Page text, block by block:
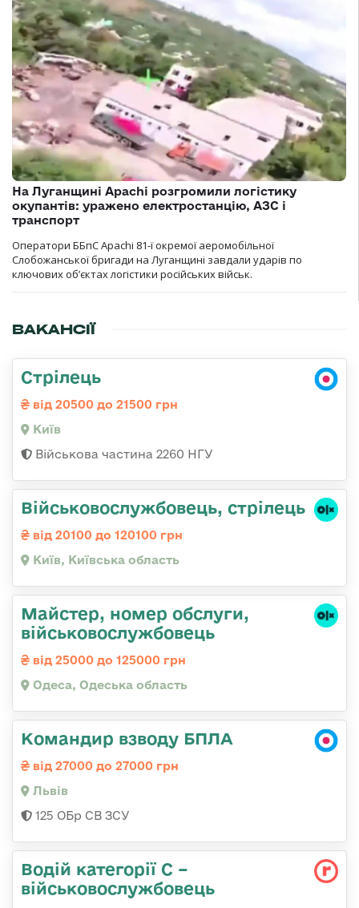
На Луганщині Apachi розгромили логістику
окупантів: уражено електростанцію, АЗС і
транспорт
Оператори ББпС Apachi 81-ї окремої аеромобільної
Слобожанської бригади на Луганщині завдали ударів по
ключових об’єктах логістики російських військ.
ВАКАНСІЇ
Стрілець
від 20500 до 21500 грн
Київ
Військова частина 2260 НГУ
Військовослужбовець, стрілець
від 20100 до 120100 грн
Київ, Київська область
Майстер, номер обслуги,
військовослужбовець
від 25000 до 125000 грн
Одеса, Одеська область
Командир взводу БПЛА
від 27000 до 27000 грн
Львів
125 ОБр СВ ЗСУ
Водій категорії С –
військовослужбовець